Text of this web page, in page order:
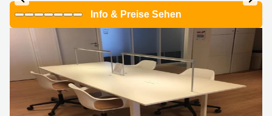
Info & Preise Sehen